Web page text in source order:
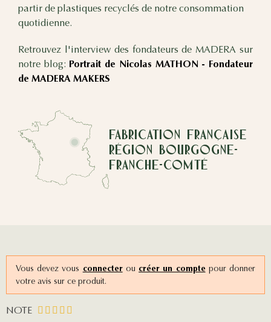
partir de plastiques recyclés de notre consommation
quotidienne.
Retrouvez l'interview des fondateurs de MADERA sur
notre blog: Portrait de Nicolas MATHON - Fondateur
de MADERA MAKERS
Fabrication Française
Région Bourgogne-
Franche-Comté
Vous devez vous connecterou créer un compte pour donner
votre avis sur ce produit.
NOTE